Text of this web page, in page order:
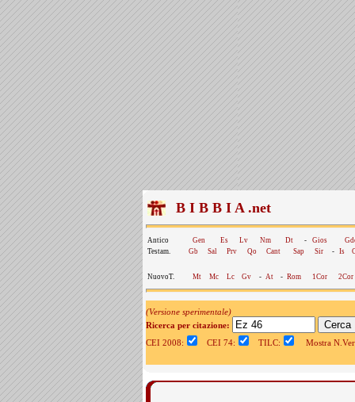
B I B B I A .net
Antico Gen Es Lv Nm Dt - Gios
Testam.
Gb Sal Prv Qo Cant Sap Sir - Is
NuovoT. Mt Mc Lc Gv - At - Rom 1Cor 2Cor
(Versione sperimentale)
Ricerca per citazione:
CEI 2008:
CEI 74: TILC: Mostra